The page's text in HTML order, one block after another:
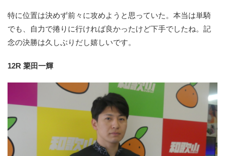
特に位置は決めず前々に攻めようと思っていた。本当は単騎
でも、自力で捲りに行ければ良かったけど下手でしたね。記
念の決勝は久しぶりだし嬉しいです。
12R 簗田一輝